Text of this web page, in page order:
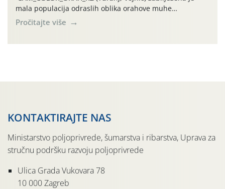
mala populacija odraslih oblika orahove muhe
(Rhagoletis completa). Niska brojnost može se objasniti
činjenicom da je riječ o mladim nasadima s vrlo malim
Pročitajte više
KONTAKTIRAJTE NAS
Ministarstvo poljoprivrede, šumarstva i ribarstva, Uprava za
stručnu podršku razvoju poljoprivrede
Ulica Grada Vukovara 78
10 000 Zagreb